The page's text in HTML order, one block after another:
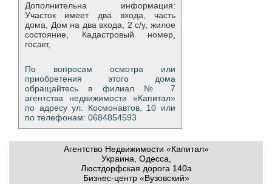
Дополнительна информация:
Участок имеет два входа, часть
дома, Дом на два входа, 2 с/у, жилое
состояние, Кадастровый номер,
госакт,
По вопросам осмотра или
приобретения этого дома
обращайтесь в филиал № 7
агентства недвижимости «Капитал»
по адресу ул. Космонавтов, 10 или
по телефонам: 0684854593
Агентство Недвижимости «Капитал»
Украина, Одесса,
Люстдорфская дорога 140а
Бизнес-центр «Вузовский»